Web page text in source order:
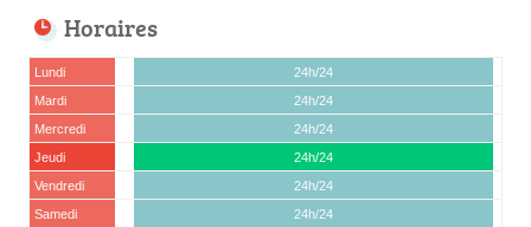
Horaires
Lundi
24h/24
Mardi
24h/24
Mercredi
24h/24
Jeudi
24h/24
Vendredi
24h/24
Samedi
24h/24